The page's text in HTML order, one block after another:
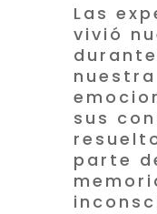
Las
vivió
sus
parte